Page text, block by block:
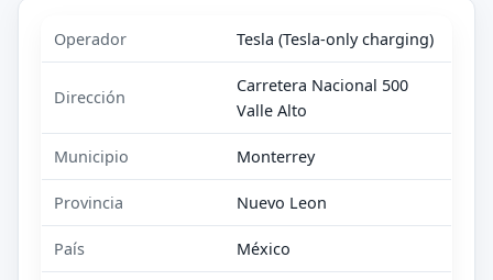
Operador Tesla (Tesla-only charging)
Dirección
Carretera Nacional 500
Valle Alto
Municipio Monterrey
Provincia Nuevo Leon
País México